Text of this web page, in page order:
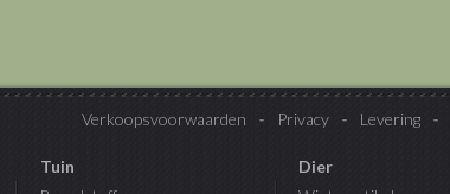
Verkoopsvoorwaarden Privacy Levering
Tuin
Dier